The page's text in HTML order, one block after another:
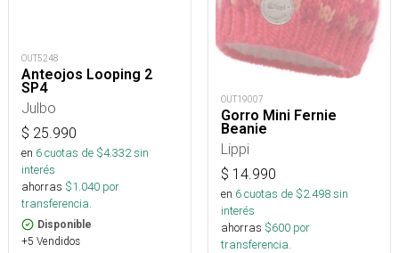
OUT5248
Anteojos Looping 2
SP4
Julbo
$ 25.990
en 6cuotas de $4.332sin
interés
ahorras $1.040 por
transferencia.
Disponible
+5 Vendidos
OUT19007
Gorro Mini Fernie
Beanie
Lippi
$ 14.990
en 6cuotas de $2.498sin
interés
ahorras $600 por
transferencia.